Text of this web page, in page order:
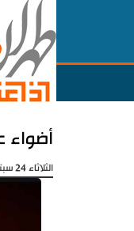
أضواء
الثلاثاء 24 سبتمبر 2019 - 12:50 بتوقيت طهران